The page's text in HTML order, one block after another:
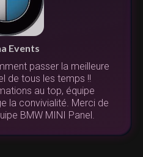
Events
passer la meilleure
de tous les temps !!
au top, équipe
la convivialité. Merci de
BMW MINI Panel.